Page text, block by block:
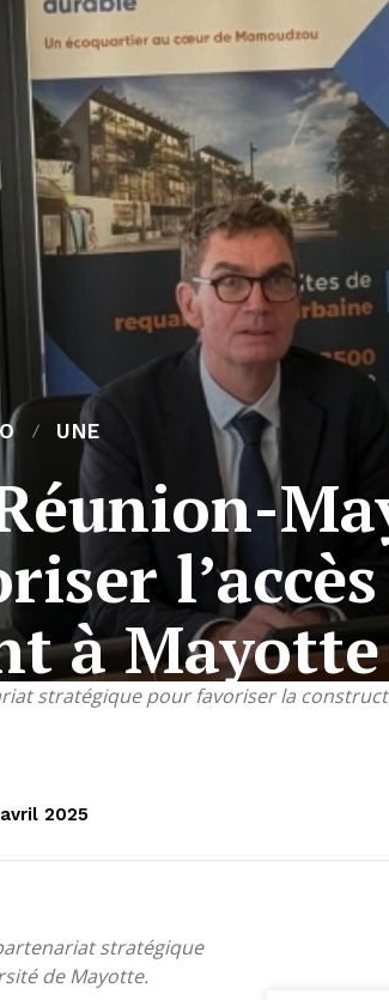
stratégique pour favoriser la
UNE
à Mayotte
2025
stratégique
de Mayotte.